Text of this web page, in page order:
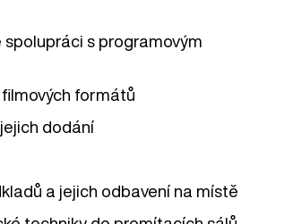
spolupráci s programovým
formátů
dodání
a jejich odbavení na místě